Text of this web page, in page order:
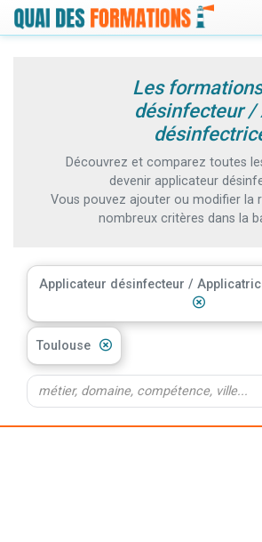
Les
désinfecteur
Découvrez et comparez toutes
devenir applicateur
Vous pouvez ajouter ou modifier la
nombreux critères dans la
Applicateur désinfecteur /
Toulouse